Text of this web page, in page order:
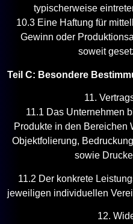
typischerweise
10.3 Eine Haftung für
Gewinn oder
soweit
Teil C: Besondere
11.
11.1 Das Unternehmen
Produkte in den Bereichen
Objektfolierung,
sowie
11.2 Der konkrete
jeweiligen individuellen
12.